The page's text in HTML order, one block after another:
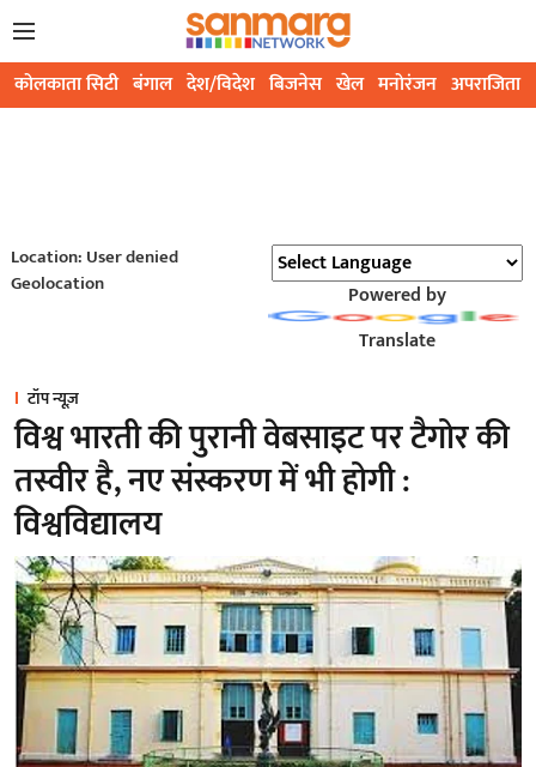
कोलकाता सिटी बंगाल देश/विदेश बिजनेस खेल मनोरंजन अपराजिता
Location: User denied
Geolocation
Powered by
Translate
टॉप न्यूज़
विश्व भारती की पुरानी वेबसाइट पर टैगोर की
तस्वीर है, नए संस्करण में भी होगी :
विश्वविद्यालय